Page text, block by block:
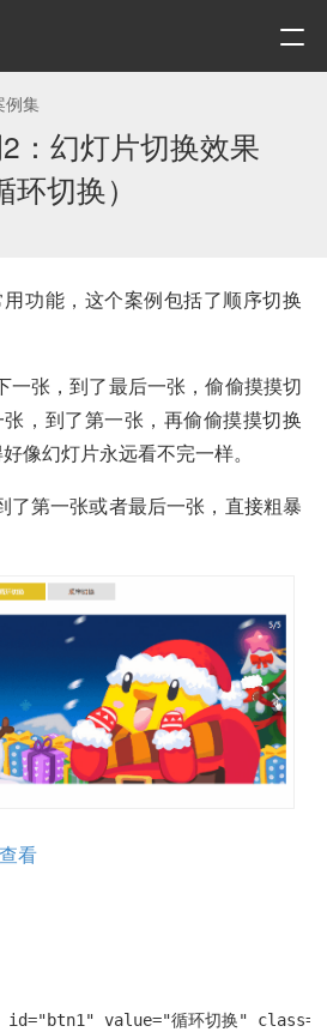
例集
：幻灯片切换效果
环切换）
功能，这个案例包括了顺序切换
一张，到了最后一张，偷偷摸摸切
，到了第一张，再偷偷摸摸切换
像幻灯片永远看不完一样。
了第一张或者最后一张，直接粗暴
看
value="循环切换"